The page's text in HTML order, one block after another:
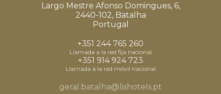
Largo Mestre Afonso Domingues, 6,
2440-102, Batalha
Portugal
+351 244 765 260
Llamada a la red fija nacional
+351 914 924 723
Llamada a la red móvil nacional
geral.batalha@lishotels.pt